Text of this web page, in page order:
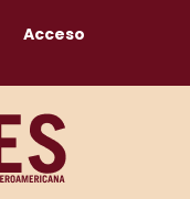
Acceso